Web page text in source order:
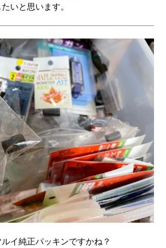
いと思います。
イ純正パッキンですかね？